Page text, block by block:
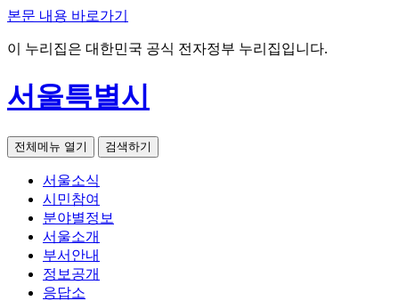
본문 내용 바로가기
이 누리집은 대한민국 공식 전자정부 누리집입니다.
서울특별시
전체메뉴 열기 검색하기
서울소식
시민참여
분야별정보
서울소개
부서안내
정보공개
응답소